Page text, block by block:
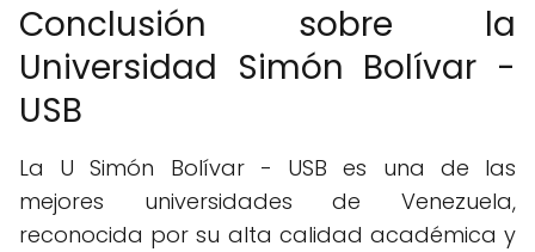
Conclusión sobre la
Universidad Simón Bolívar -
USB
La U Simón Bolívar - USB es una de las
mejores universidades de Venezuela,
reconocida por su alta calidad académica y